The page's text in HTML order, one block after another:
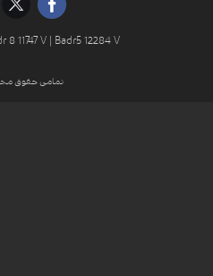
8 11747 V | Badr5 12284 V
تمامی حقوق